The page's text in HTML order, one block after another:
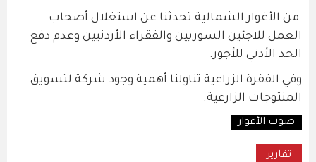
من الأغوار الشمالية تحدثنا عن استغلال أصحاب
العمل للاجئين السوريين والفقراء الأردنيين وعدم دفع
الحد الأدني للأجور.
وفي الفقرة الزراعية تناولنا أهمية وجود شركة لتسويق
المنتوجات الزارعية.
صوت الأغوار
تقارير